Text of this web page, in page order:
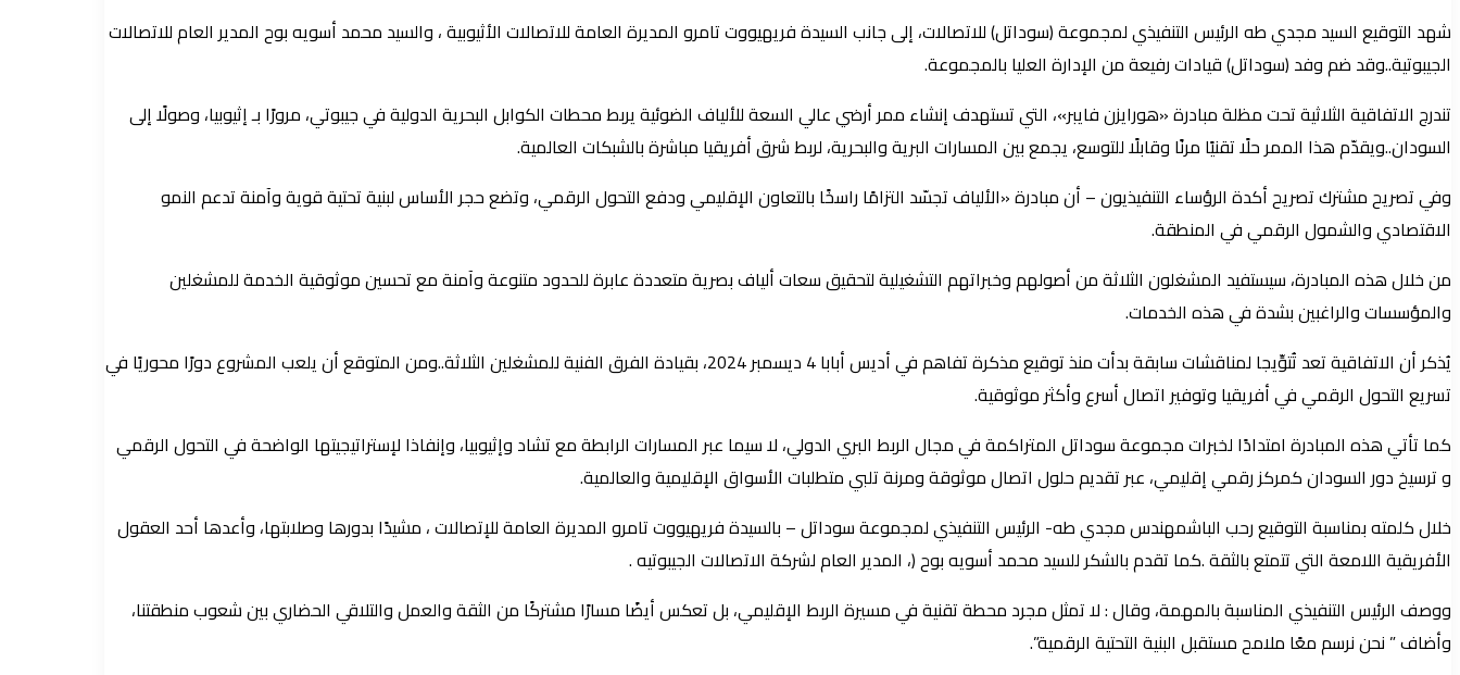
شهد التوقيع السيد مجدي طه الرئيس التنفيذي لمجموعة (سوداتل) للاتصالات، إلى جانب السيدة فريهيووت تامرو المديرة العامة للاتصالات الأثيوبية ، والسيد محمد أسويه بوح المدير العام للاتصالات
الجيبوتية..وقد ضم وفد (سوداتل) قيادات رفيعة من الإدارة العليا بالمجموعة.
تندرج الاتفاقية الثلاثية تحت مظلة مبادرة «هورايزن فايبر»، التي تستهدف إنشاء ممر أرضي عالي السعة للألياف الضوئية يربط محطات الكوابل البحرية الدولية في جيبوتي، مرورًا بـ إثيوبيا، وصولًا إلى
السودان..ويقدّم هذا الممر حلًا تقنيًا مرنًا وقابلًا للتوسع، يجمع بين المسارات البرية والبحرية، لربط شرق أفريقيا مباشرة بالشبكات العالمية.
وفي تصريح مشترك تصريح أكدة الرؤساء التنفيذيون – أن مبادرة «الألياف تجسّد التزامًا راسخًا بالتعاون الإقليمي ودفع التحول الرقمي، وتضع حجر الأساس لبنية تحتية قوية وآمنة تدعم النمو
الاقتصادي والشمول الرقمي في المنطقة.
من خلال هذه المبادرة، سيستفيد المشغلون الثلاثة من أصولهم وخبراتهم التشغيلية لتحقيق سعات ألياف بصرية متعددة عابرة للحدود متنوعة وآمنة مع تحسين موثوقية الخدمة للمشغلين
والمؤسسات والراغبين بشدة في هذه الخدمات.
يُذكر أن الاتفاقية تعد تُتوِّيجا لمناقشات سابقة بدأت منذ توقيع مذكرة تفاهم في أديس أبابا 4 ديسمبر 2024، بقيادة الفرق الفنية للمشغلين الثلاثة..ومن المتوقع أن يلعب المشروع دورًا محوريًا في
تسريع التحول الرقمي في أفريقيا وتوفير اتصال أسرع وأكثر موثوقية.
كما تأتي هذه المبادرة امتدادًا لخبرات مجموعة سوداتل المتراكمة في مجال الربط البري الدولي، لا سيما عبر المسارات الرابطة مع تشاد وإثيوبيا، وإنفاذا لإستراتيجيتها الواضحة في التحول الرقمي
و ترسيخ دور السودان كمركز رقمي إقليمي، عبر تقديم حلول اتصال موثوقة ومرنة تلبي متطلبات الأسواق الإقليمية والعالمية.
خلال كلمته بمناسبة التوقيع رحب الباشمهندس مجدي طه- الرئيس التنفيذي لمجموعة سوداتل – بالسيدة فريهيووت تامرو المديرة العامة للإتصالات ، مشيدًا بدورها وصلابتها، وأعدها أحد العقول
الأفريقية اللامعة التي تتمتع بالثقة .كما تقدم بالشكر للسيد محمد أسويه بوح (، المدير العام لشركة الاتصالات الجيبوتيه .
ووصف الرئيس التنفيذي المناسبة بالمهمة، وقال : لا تمثل مجرد محطة تقنية في مسيرة الربط الإقليمي، بل تعكس أيضًا مسارًا مشتركًا من الثقة والعمل والتلاقي الحضاري بين شعوب منطقتنا،
وأضاف ” نحن نرسم معًا ملامح مستقبل البنية التحتية الرقمية”.